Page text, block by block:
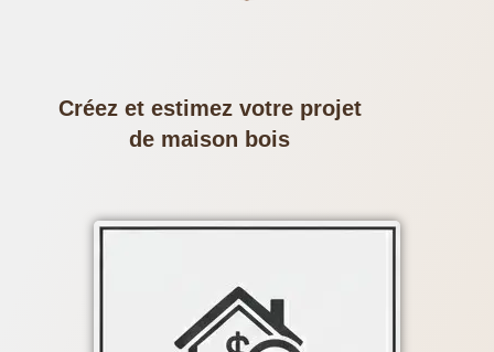
Créez et estimez votre projet
de maison bois